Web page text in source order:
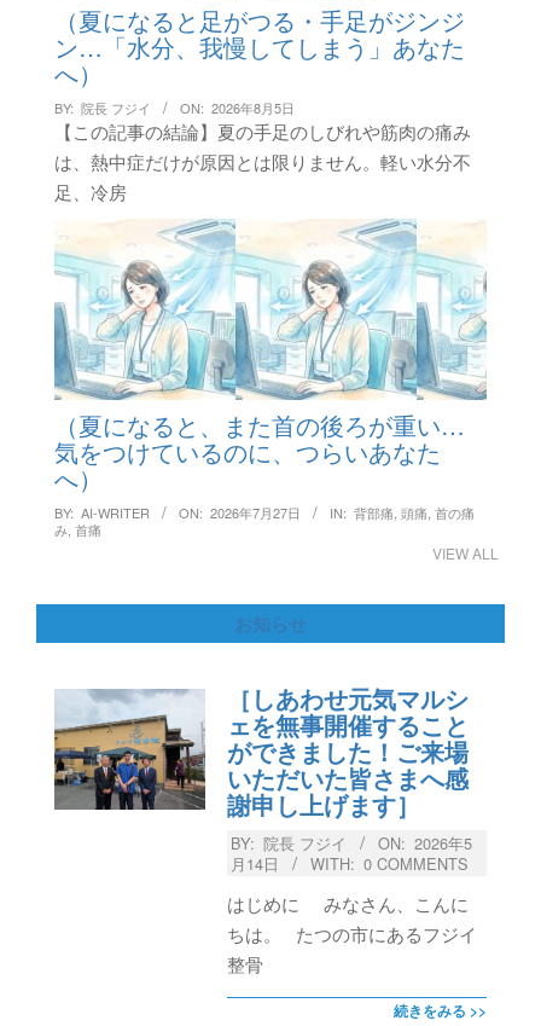
（夏になると足がつる・手足がジンジ
ン…「水分、我慢してしまう」あなた
へ）
BY: 院長 フジイ ON: 2026年8月5日
【この記事の結論】夏の手足のしびれや筋肉の痛み
は、熱中症だけが原因とは限りません。軽い水分不
足、冷房
（夏になると、また首の後ろが重い…
気をつけているのに、つらいあなた
へ）
BY: AI-WRITER ON: 2026年7月27日 IN: 背部痛 頭痛 首の痛
み 首痛
VIEW ALL
お知らせ
［しあわせ元気マルシ
ェを無事開催すること
ができました！ご来場
いただいた皆さまへ感
謝申し上げます］
BY: 院長 フジイ ON: 2026年5
月14日
WITH: 0 COMMENTS
はじめに みなさん、こんに
ちは。 たつの市にあるフジイ
整骨
続きをみる >>